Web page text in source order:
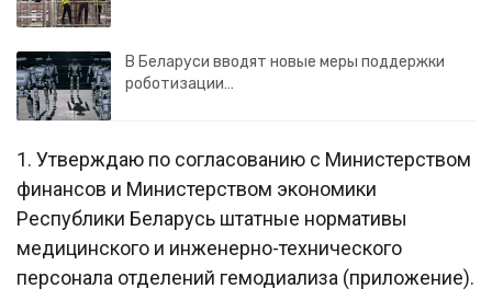
В Беларуси вводят новые меры поддержки
роботизации…
1. Утверждаю по согласованию с Министерством
финансов и Министерством экономики
Республики Беларусь штатные нормативы
медицинского и инженерно-технического
персонала отделений гемодиализа (приложение).